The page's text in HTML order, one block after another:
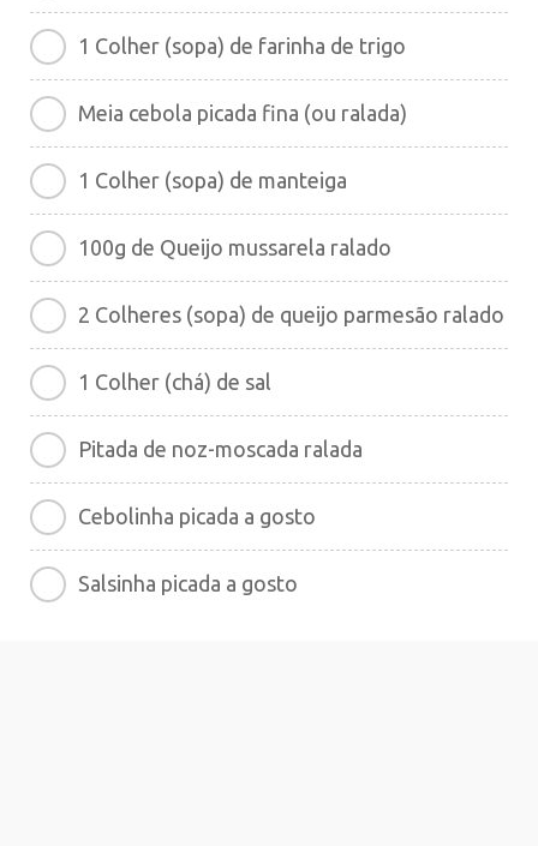
1 Colher (sopa) de farinha de trigo
Meia cebola picada fina (ou ralada)
1 Colher (sopa) de manteiga
100g de Queijo mussarela ralado
2 Colheres (sopa) de queijo parmesão ralado
1 Colher (chá) de sal
Pitada de noz-moscada ralada
Cebolinha picada a gosto
Salsinha picada a gosto